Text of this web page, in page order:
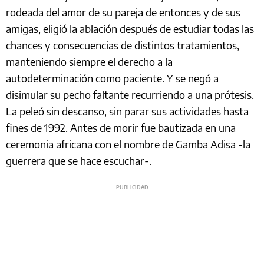
rodeada del amor de su pareja de entonces y de sus
amigas, eligió la ablación después de estudiar todas las
chances y consecuencias de distintos tratamientos,
manteniendo siempre el derecho a la
autodeterminación como paciente. Y se negó a
disimular su pecho faltante recurriendo a una prótesis.
La peleó sin descanso, sin parar sus actividades hasta
fines de 1992. Antes de morir fue bautizada en una
ceremonia africana con el nombre de Gamba Adisa -la
guerrera que se hace escuchar-.